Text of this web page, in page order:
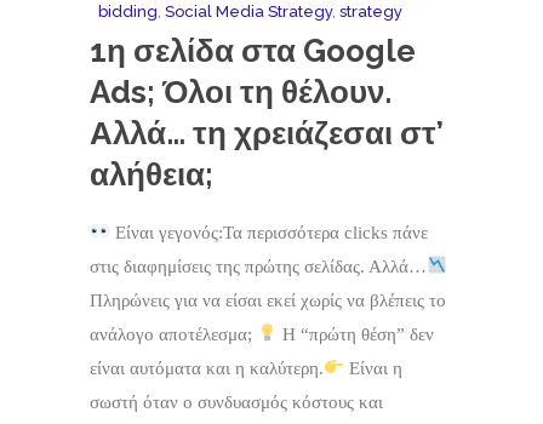
bidding Social Media Strategy, strategy
1η σελίδα στα Google
Ads; Όλοι τη θέλουν.
Αλλά… τη χρειάζεσαι στ’
αλήθεια;
Είναι γεγονός:Τα περισσότερα clicks πάνε
στις διαφημίσεις της πρώτης σελίδας. Αλλά…
Πληρώνεις για να είσαι εκεί χωρίς να βλέπεις το
ανάλογο αποτέλεσμα;
Η “πρώτη θέση” δεν
είναι αυτόματα και η καλύτερη.
Είναι η
σωστή όταν ο συνδυασμός κόστους και